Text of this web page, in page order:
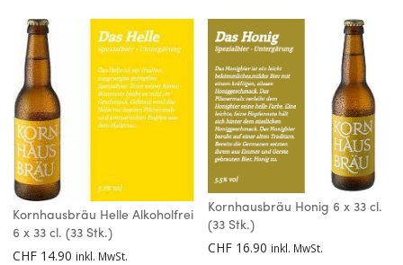
Kornhausbräu Helle Alkoholfrei
6 x 33 cl. (33 Stk.)
CHF 14.90 inkl. MwSt.
Kornhausbräu Honig 6 x 33 cl.
(33 Stk.)
CHF 16.90 inkl. MwSt.